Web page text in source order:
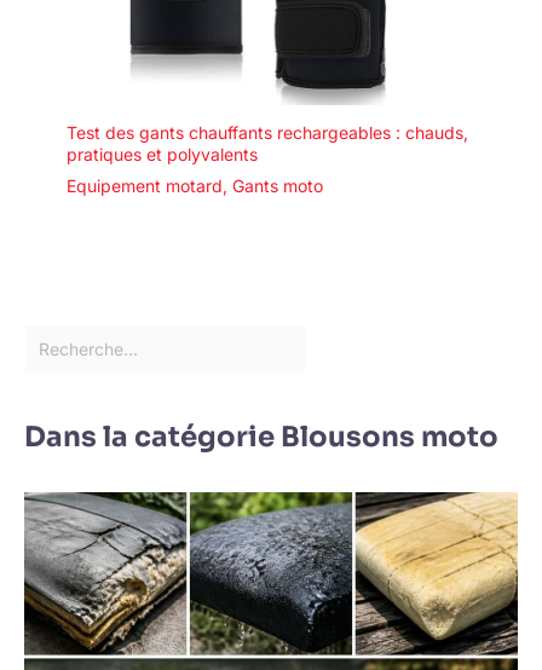
Test des gants chauffants rechargeables : chauds,
pratiques et polyvalents
Equipement motard, Gants moto
Dans la catégorie Blousons moto